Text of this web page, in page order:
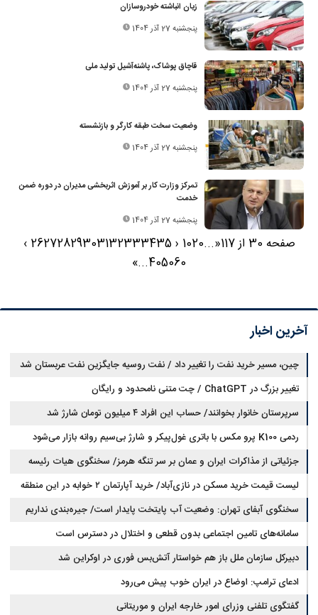
زیان انباشته خودروسازان
پنجشنبه 27 آذر 1404
قاچاق پوشاک، پاشنه‌آشیل تولید ملی
پنجشنبه 27 آذر 1404
وضعیت سخت طبقه کارگر و بازنشسته
پنجشنبه 27 آذر 1404
تمرکز وزارت کار بر آموزش اثربخشی مدیران در دوره ضمن
خدمت
پنجشنبه 27 آذر 1404
صفحه 30 از 117 «
...
1020
‹
26272829303132333435
›
405060
...
»
آخرین اخبار
چین، مسیر خرید نفت را تغییر داد / نفت روسیه جایگزین نفت عربستان شد
تغییر بزرگ در ChatGPT / چت متنی نامحدود و رایگان
سرپرستان خانوار بخوانند/ حساب این افراد ۴ میلیون تومان شارژ شد
ردمی K100 پرو مکس با باتری غول‌پیکر و شارژ بی‌سیم روانه بازار می‌شود
جزئیاتی از مذاکرات ایران و عمان بر سر تنگه هرمز/ سخنگوی هیات رئیسه
مجلس: بیانیه‌ای شامل تصحیح مسیر تردد دریایی در تنگه، در آستانه نهایی شدن
است
لیست قیمت خرید مسکن در نازی‌آباد/ خرید آپارتمان ۲ خوابه در این منطقه
چقدر سرمایه نیاز دارد؟ + جدول مردادماه ۱۴۰۵
سخنگوی آبفای تهران: وضعیت آب پایتخت پایدار است/ جیره‌بندی نداریم
سامانه‌های تامین اجتماعی بدون قطعی و اختلال در دسترس است
دبیرکل سازمان ملل باز هم خواستار آتش‌بس فوری در اوکراین شد
ادعای ترامپ: اوضاع در ایران خوب پیش می‌رود
گفتگوی تلفنی وزرای امور خارجه ایران و موریتانی